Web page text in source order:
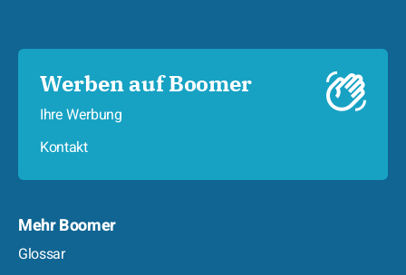
Werben auf Boomer
Ihre Werbung
Kontakt
Mehr Boomer
Glossar